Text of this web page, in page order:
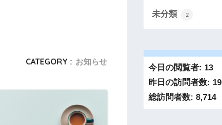
CATEGORY : お知らせ
未分類 2
今日の閲覧者: 13
昨日の訪問者数: 19
総訪問者数:8,714